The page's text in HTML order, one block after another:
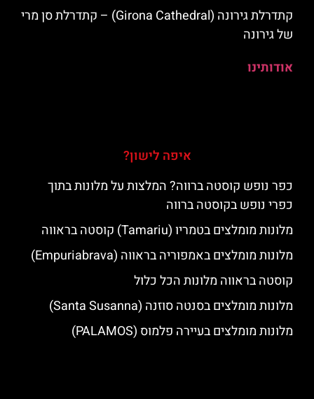
קתדרלת גירונה (Girona Cathedral) – קתדרלת סן מרי
של גירונה
אודותינו
איפה לישון?
כפר נופש קוסטה ברווה? המלצות על מלונות בתוך
כפרי נופש בקוסטה ברווה
מלונות מומלצים בטמריו (Tamariu) קוסטה בראווה
מלונות מומלצים באמפוריה בראווה (Empuriabrava)
קוסטה בראווה מלונות הכל כלול
מלונות מומלצים בסנטה סוזנה (Santa Susanna)
מלונות מומלצים בעיירה פלמוס (PALAMOS)